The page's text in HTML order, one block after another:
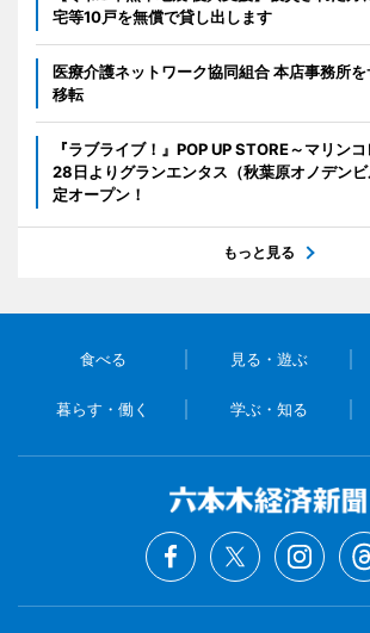
宅等10戸を無償で貸し出します
医療介護ネットワーク協同組合 本店事務所
移転
『ラブライブ！』POP UP STORE～マリン
28日よりグランエンタス（秋葉原オノデン
定オープン！
もっと見る
食べる 見る・遊ぶ
暮らす・働く 学ぶ・知る